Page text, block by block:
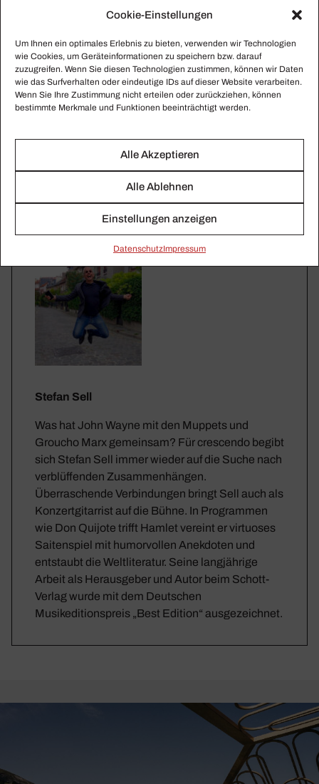
Cookie-Einstellungen
Um Ihnen ein optimales Erlebnis zu bieten, verwenden wir Technologien
wie Cookies, um Geräteinformationen zu speichern bzw. darauf
zuzugreifen. Wenn Sie diesen Technologien zustimmen, können wir Daten
wie das Surfverhalten oder eindeutige IDs auf dieser Website verarbeiten.
Wenn Sie Ihre Zustimmung nicht erteilen oder zurückziehen, können
bestimmte Merkmale und Funktionen beeinträchtigt werden.
Alle Akzeptieren
Alle Ablehnen
Einstellungen anzeigen
Daten­schutzImpressum
Stefan Sell
Was hat John Wayne mit den Muppets und
Groucho Marx gemeinsam? Für crescendo begibt
sich Stefan Sell immer wieder auf die Suche nach
verblüffenden Zusammenhängen.
Überraschende Verbindungen bringt Sell auch als
Konzertgitarrist auf die Bühne. In Programmen
wie Don Quijote trifft Hamlet vereint er virtuoses
Saitenspiel mit humorvollen Anekdoten und
entstaubt die Weltliteratur. Seine langjährige
Arbeit als Herausgeber und Autor beim Schott-
Verlag wurde mit dem Deutschen
Musikeditionspreis „Best Edition“ ausgezeichnet.